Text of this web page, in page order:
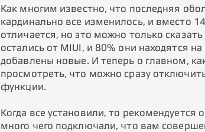
Как многим известно, что последняя
кардинально все изменилось, и вместо
отличается, но это можно только
остались от MIUI, и 80% они находятся
добавлены новые. И теперь о главном,
просмотреть, что можно сразу
функции.
Когда все установили, то
много чего подключали, что вам